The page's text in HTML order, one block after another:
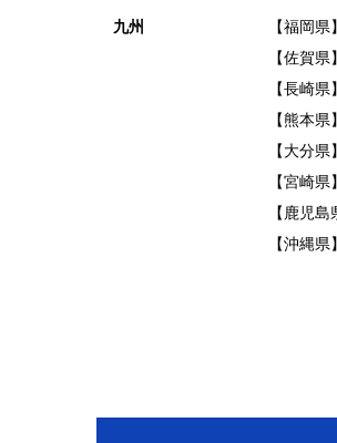
九州
【福岡
【佐賀
【長崎
【熊本
【大分
【宮崎
【鹿児
【沖縄